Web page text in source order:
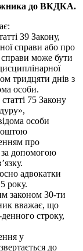
до ВКДКА.
39 Закону,
справи або про
може бути
тридцяти днів з
особи.
75 Закону
особи
про
допомогою
адвокатки
року.
законом 30-ти
вважає, що
строку,
у
до